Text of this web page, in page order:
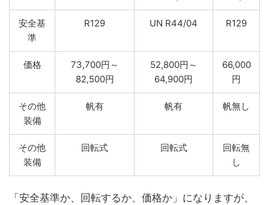
安全基
準
R129 UN R44/04 R129
価格
73,700円～
82,500円
52,800円～
64,900円
66,000
円
その他
装備
帆有 帆有 帆無し
その他
装備
回転式 回転式
回転無
し
「安全基準か、回転するか、価格か」になりますが、